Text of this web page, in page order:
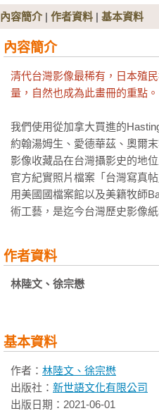
內容簡介| 作者資料 | 基本資料
內容簡介
清代台灣影像最稀有，日本殖
量，自然也成為此畫冊的重點。
我們使用從加拿大買進的
約翰湯姆生、愛德華茲、奧爾
影像收藏品在台灣攝影史的地
官方紀實照片檔案「台灣寫真
用美國國檔案館以及美籍牧師
術工藝，是迄今台灣歷史影像
作者資料
林陸文、徐宗懋
基本資料
作者： 林陸文、徐宗懋
出版社： 新世語文化有限公司
出版日期：2021-06-01